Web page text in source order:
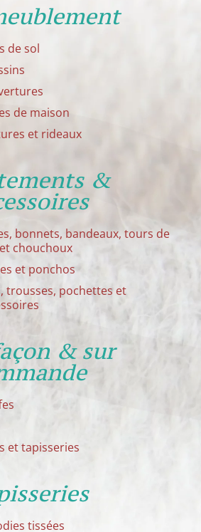
de sol
de maison
et rideaux
&
bonnets, bandeaux, tours de
chouchoux
et ponchos
trousses, pochettes et
& sur
et tapisseries
tissées